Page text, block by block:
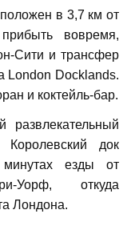
в 3,7 км от
вовремя,
Сити и трансфер
London Docklands.
и коктейль-бар.
док
езды от
Уорф, откуда
Лондона.